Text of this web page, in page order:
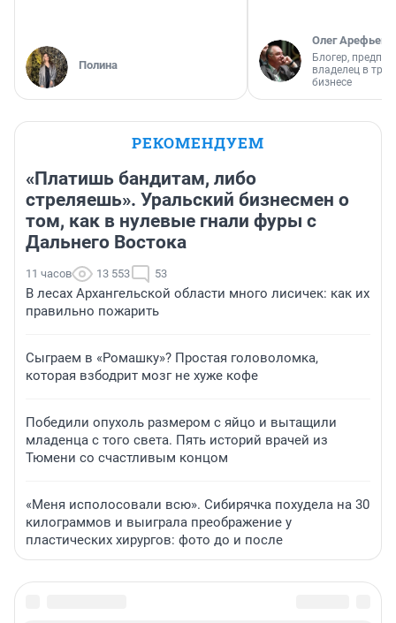
Полина
Олег Арефьев
Блогер,
владелец в
бизнесе
РЕКОМЕНДУЕМ
«Платишь бандитам, либо
стреляешь». Уральский бизнесмен о
том, как в нулевые гнали фуры с
Дальнего Востока
11 часов 13 553 53
В лесах Архангельской области много лисичек: как их
правильно пожарить
Сыграем в «Ромашку»? Простая головоломка,
которая взбодрит мозг не хуже кофе
Победили опухоль размером с яйцо и вытащили
младенца с того света. Пять историй врачей из
Тюмени со счастливым концом
«Меня исполосовали всю». Сибирячка похудела на 30
килограммов и выиграла преображение у
пластических хирургов: фото до и после